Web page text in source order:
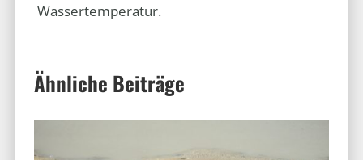
Wassertemperatur.
Ähnliche Beiträge